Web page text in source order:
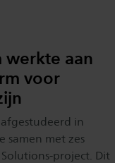
werkte aan
voor
in
samen met zes
project. Dit